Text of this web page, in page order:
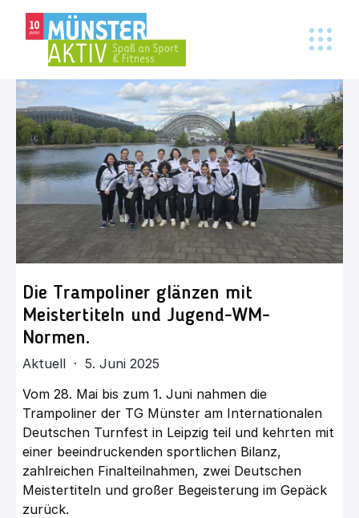
Die Trampoliner glänzen mit
Meistertiteln und Jugend-WM-
Normen.
Aktuell · 5. Juni 2025
Vom 28. Mai bis zum 1. Juni nahmen die
Trampoliner der TG Münster am Internationalen
Deutschen Turnfest in Leipzig teil und kehrten mit
einer beeindruckenden sportlichen Bilanz,
zahlreichen Finalteilnahmen, zwei Deutschen
Meistertiteln und großer Begeisterung im Gepäck
zurück.